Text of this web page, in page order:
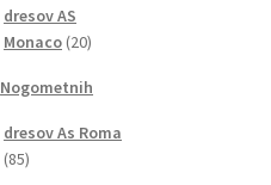
dresov AS
Monaco 2020
Nogometnih
dresov As Roma
8585